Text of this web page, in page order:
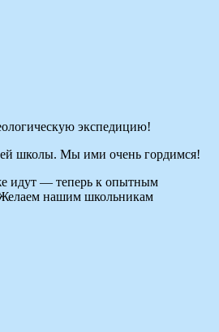
экспедицию!
школы. Мы ими очень гордимся!
идут — теперь к опытным
Желаем нашим школьникам